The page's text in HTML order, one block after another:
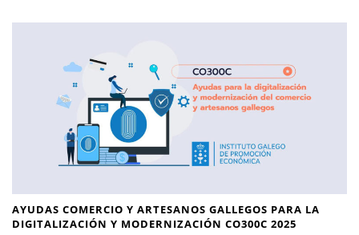
AYUDAS COMERCIO Y ARTESANOS GALLEGOS PARA LA
DIGITALIZACIÓN Y MODERNIZACIÓN CO300C 2025